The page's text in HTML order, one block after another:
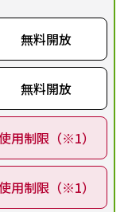
無料開放
無料開放
用制限（※1）
用制限（※1）